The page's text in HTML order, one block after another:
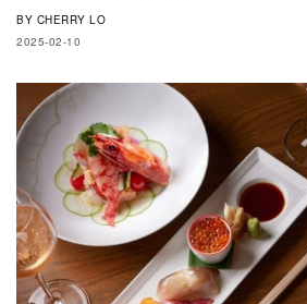
BY CHERRY LO
2025-02-10